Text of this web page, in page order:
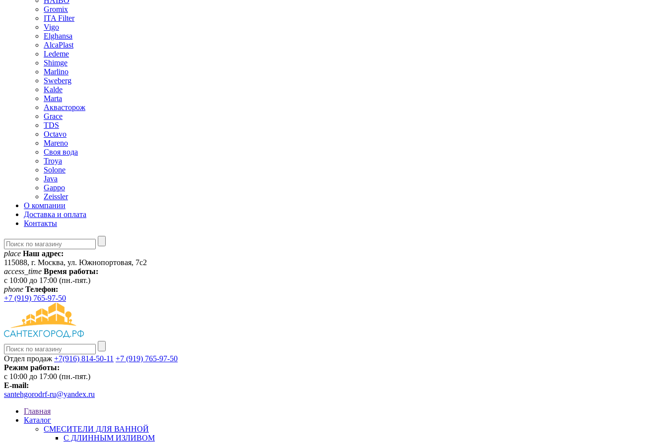
Gromix
ITA Filter
Vigo
Elghansa
AlcaPlast
Ledeme
Shimge
Marlino
Sweberg
Kalde
Marta
Аквасторож
Grace
TDS
Octavo
Mareno
Своя вода
Troya
Solone
Java
Gappo
Zeissler
О компании
Доставка и оплата
Контакты
place Наш адрес:
115088, г. Москва, ул. Южнопортовая, 7с2
access_time Время работы:
c 10:00 до 17:00 (пн.-пят.)
phone Телефон:
+7 (919) 765-97-50
Отдел продаж +7(916) 814-50-11 +7 (919) 765-97-50
Режим работы:
c 10:00 до 17:00 (пн.-пят.)
E-mail:
santehgorodrf-ru@yandex.ru
Главная
Каталог
СМЕСИТЕЛИ ДЛЯ ВАННОЙ
С ДЛИННЫМ ИЗЛИВОМ